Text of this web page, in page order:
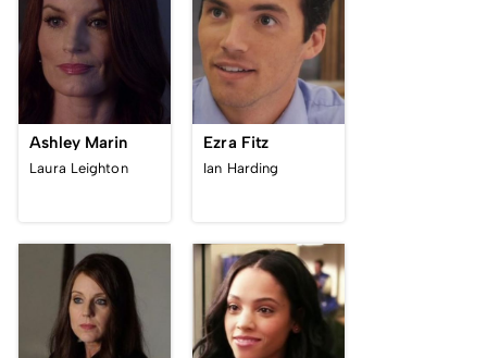
Ashley Marin
Laura Leighton
Ezra Fitz
Ian Harding